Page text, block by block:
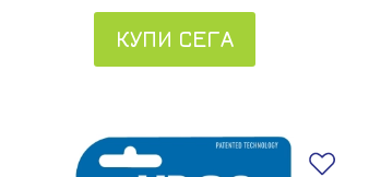
КУПИ СЕГА
Добави в любими